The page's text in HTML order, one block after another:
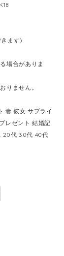
ます)
場合がありま
りません。
妻 彼女 サプライ
レゼント 結婚記
20代 30代 40代